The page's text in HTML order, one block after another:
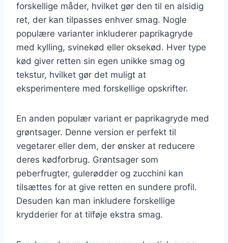
forskellige måder, hvilket gør den til en alsidig
ret, der kan tilpasses enhver smag. Nogle
populære varianter inkluderer paprikagryde
med kylling, svinekød eller oksekød. Hver type
kød giver retten sin egen unikke smag og
tekstur, hvilket gør det muligt at
eksperimentere med forskellige opskrifter.
En anden populær variant er paprikagryde med
grøntsager. Denne version er perfekt til
vegetarer eller dem, der ønsker at reducere
deres kødforbrug. Grøntsager som
peberfrugter, gulerødder og zucchini kan
tilsættes for at give retten en sundere profil.
Desuden kan man inkludere forskellige
krydderier for at tilføje ekstra smag.